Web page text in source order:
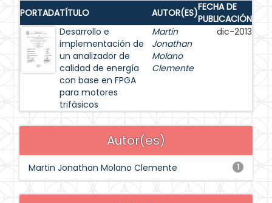
PORTADATÍTULO AUTOR(ES)FECHA DE
PUBLICACIÓN
Desarrollo e
implementación de
un analizador de
calidad de energía
con base en FPGA
para motores
trifásicos
Martin
Jonathan
Molano
Clemente
dic-2013
Autor(es)
1
Martin Jonathan Molano Clemente